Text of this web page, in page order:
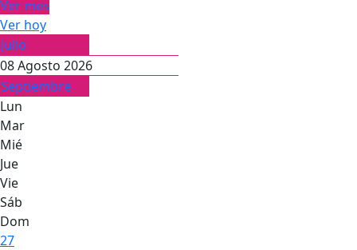
Ver mes
Ver hoy
Julio
08 Agosto 2026
Septiembre
Lun
Mar
Mié
Jue
Vie
Sáb
Dom
27